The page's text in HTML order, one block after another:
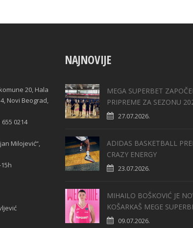
20, Hala
Novi Beograd,
0214
Milojević“,
NAJNOVIJE
MEGA SUPERBET
PRIPREME ZA SEZONU
27.07.2026.
ADIDAS BASKETBALL
CRAZY ENERGY
23.07.2026.
MIHAILO BOŠKOVIĆ JE
KOŠARKAŠ MEGE
09.07.2026.